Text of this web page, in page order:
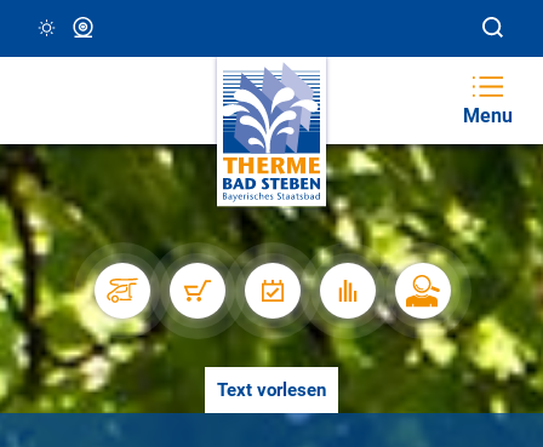
21 °C, Klar/Sonnig
Menu
Text vorlesen